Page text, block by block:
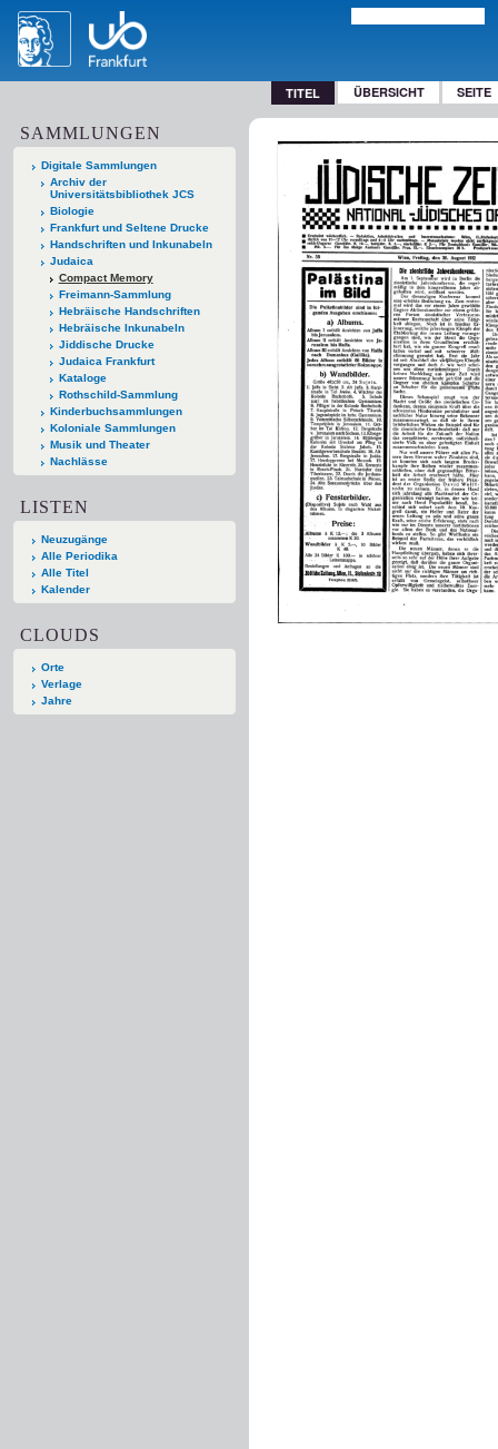
TITEL ÜBERSICHT SEITE
SAMMLUNGEN
Digitale Sammlungen
Archiv der
Universitätsbibliothek JCS
Biologie
Frankfurt und Seltene Drucke
Handschriften und Inkunabeln
Judaica
Compact Memory
Freimann-Sammlung
Hebräische Handschriften
Hebräische Inkunabeln
Jiddische Drucke
Judaica Frankfurt
Kataloge
Rothschild-Sammlung
Kinderbuchsammlungen
Koloniale Sammlungen
Musik und Theater
Nachlässe
LISTEN
Neuzugänge
Alle Periodika
Alle Titel
Kalender
CLOUDS
Orte
Verlage
Jahre